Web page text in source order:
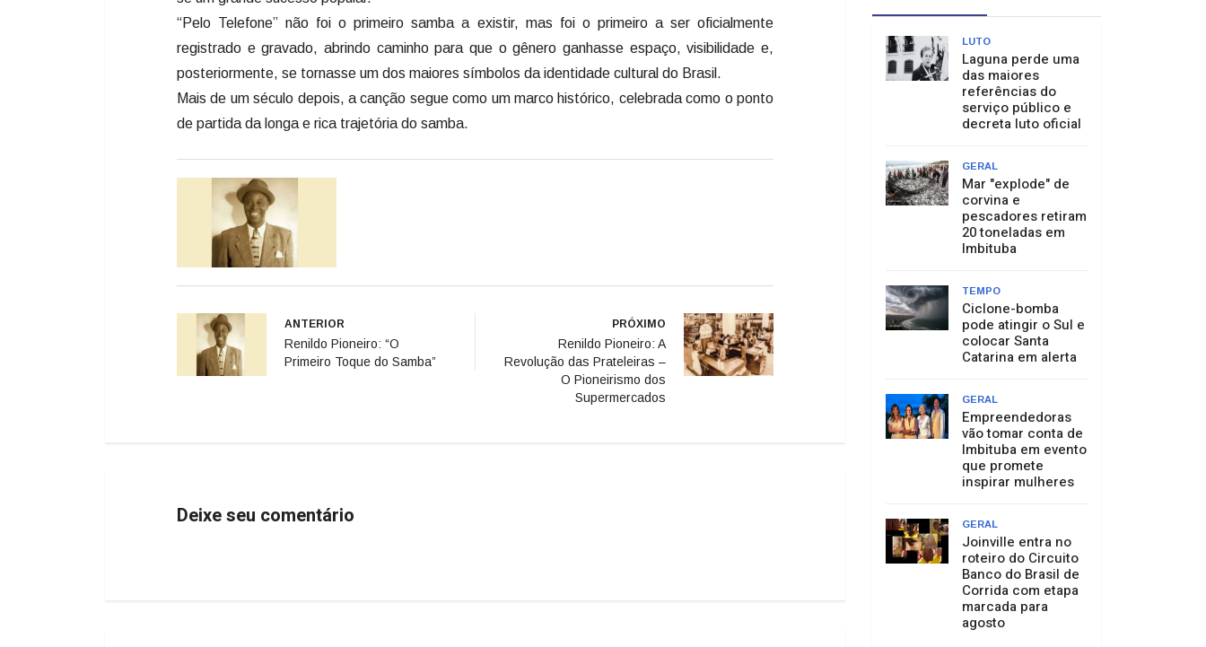
“Pelo Telefone” não foi o primeiro samba a existir, mas foi o primeiro a ser oficialmente
registrado e gravado, abrindo caminho para que o gênero ganhasse espaço, visibilidade e,
posteriormente, se tornasse um dos maiores símbolos da identidade cultural do Brasil.
Mais de um século depois, a canção segue como um marco histórico, celebrada como o ponto
de partida da longa e rica trajetória do samba.
ANTERIOR
Renildo Pioneiro: “O
Primeiro Toque do Samba”
PRÓXIMO
Renildo Pioneiro: A
Revolução das Prateleiras –
O Pioneirismo dos
Supermercados
Deixe seu comentário
LUTO
Laguna perde uma
das maiores
referências do
serviço público e
decreta luto oficial
GERAL
Mar "explode" de
corvina e
pescadores retiram
20 toneladas em
Imbituba
TEMPO
Ciclone-bomba
pode atingir o Sul e
colocar Santa
Catarina em alerta
GERAL
Empreendedoras
vão tomar conta de
Imbituba em evento
que promete
inspirar mulheres
GERAL
Joinville entra no
roteiro do Circuito
Banco do Brasil de
Corrida com etapa
marcada para
agosto